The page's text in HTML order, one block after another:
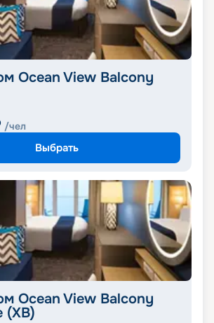
Ocean View Balcony
/чел
Выбрать
Ocean View Balcony
(XB)